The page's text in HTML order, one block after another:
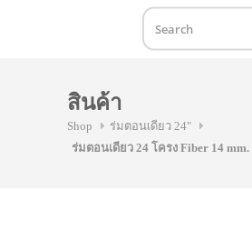
สินค้า
Shop
ร่มตอนเดียว 24"
ร่มตอนเดียว 24 โครง Fiber 14 mm.